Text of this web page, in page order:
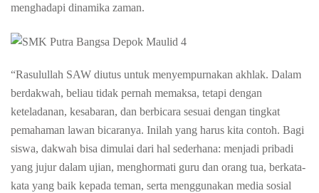
menghadapi dinamika zaman.
“Rasulullah SAW diutus untuk menyempurnakan akhlak. Dalam
berdakwah, beliau tidak pernah memaksa, tetapi dengan
keteladanan, kesabaran, dan berbicara sesuai dengan tingkat
pemahaman lawan bicaranya. Inilah yang harus kita contoh. Bagi
siswa, dakwah bisa dimulai dari hal sederhana: menjadi pribadi
yang jujur dalam ujian, menghormati guru dan orang tua, berkata-
kata yang baik kepada teman, serta menggunakan media sosial